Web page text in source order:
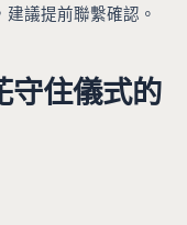
議提前聯繫確認。
守住儀式的